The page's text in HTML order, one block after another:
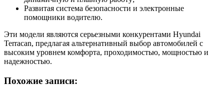
Развитая система безопасности и электронные
помощники водителю.
Эти модели являются серьезными конкурентами Hyundai
Terracan, предлагая альтернативный выбор автомобилей с
высоким уровнем комфорта, проходимостью, мощностью и
надежностью.
Похожие записи: